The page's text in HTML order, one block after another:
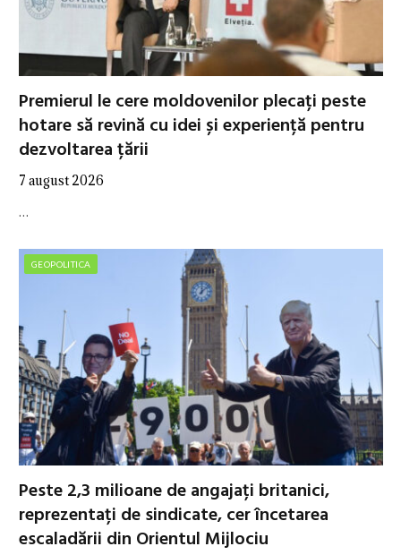
Premierul le cere moldovenilor plecați peste
hotare să revină cu idei și experiență pentru
dezvoltarea țării
7 august 2026
…
GEOPOLITICA
Peste 2,3 milioane de angajați britanici,
reprezentați de sindicate, cer încetarea
escaladării din Orientul Mijlociu